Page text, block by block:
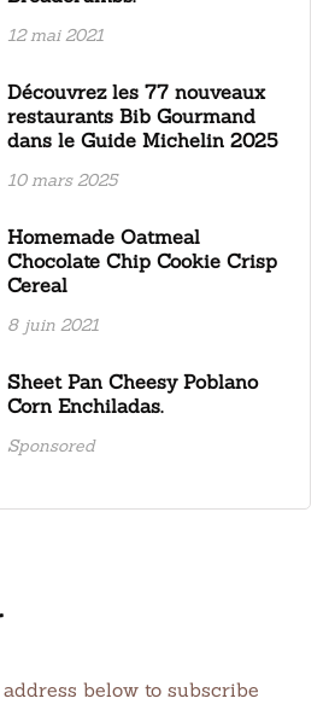
12 mai 2021
Découvrez les 77 nouveaux
restaurants Bib Gourmand
dans le Guide Michelin 2025
10 mars 2025
Homemade Oatmeal
Chocolate Chip Cookie Crisp
Cereal
8 juin 2021
Sheet Pan Cheesy Poblano
Corn Enchiladas.
Sponsored
below to subscribe